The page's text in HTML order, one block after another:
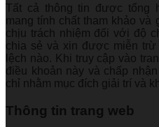
Tất cả thông tin được tổng
mang tính chất tham khảo và
chịu trách nhiệm đối với độ
chia sẻ và xin được miễn
lệch nào. Khi truy cập vào
điều khoản này và chấp
chỉ nhằm mục đích giải trí và
Thông tin trang web